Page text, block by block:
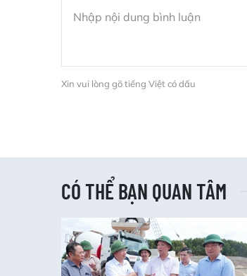
Xin vui lòng gõ tiếng Việt có dấu
CÓ THỂ BẠN QUAN TÂM